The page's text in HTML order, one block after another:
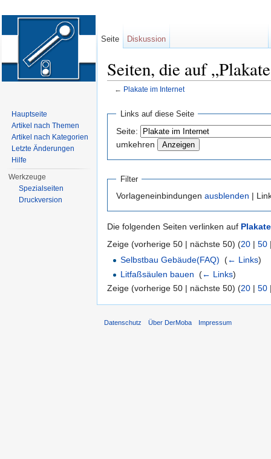
Seiten, die auf
← Plakate im Internet
Links auf diese Seite
Seite:
umkehren
Filter
Vorlageneinbindungen ausblenden |
Die folgenden Seiten verlinken auf
Zeige (vorherige 50 | nächste 50) (20 | 50
Selbstbau Gebäude(FAQ)
(← Links)
Litfaßsäulen bauen
(← Links)
Zeige (vorherige 50 | nächste 50) (20 | 50
Seite Diskussion
Hauptseite
Artikel nach Themen
Artikel nach Kategorien
Letzte Änderungen
Hilfe
Werkzeuge
Spezialseiten
Druckversion
Datenschutz Über DerMoba Impressum